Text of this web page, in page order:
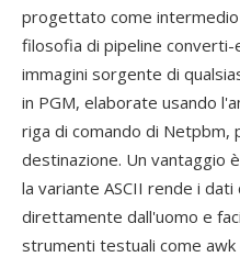
progettato come
filosofia di pipeline
immagini sorgente di
in PGM, elaborate usando
riga di comando di
destinazione. Un vantaggio
la variante ASCII rende i
direttamente dall'uomo e
strumenti testuali come